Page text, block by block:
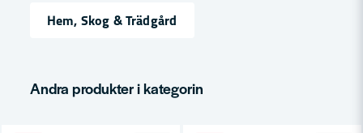
Namn
Hem, Skog & Trädgård
Andra produkter i kategorin